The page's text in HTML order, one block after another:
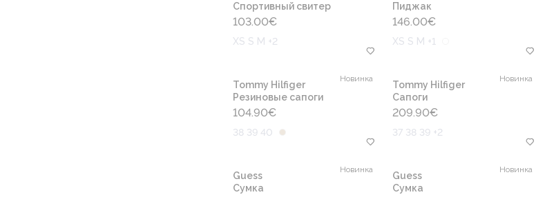
Cпортивный свитер
103.00€
XS S M +2
Пиджак
146.00€
XS S M +1
Новинка
Tommy Hilfiger
Резиновые сапоги
104.90€
38 39 40
Новинка
Tommy Hilfiger
Сапоги
209.90€
37 38 39 +2
Новинка
Guess
Сумка
Новинка
Guess
Сумка